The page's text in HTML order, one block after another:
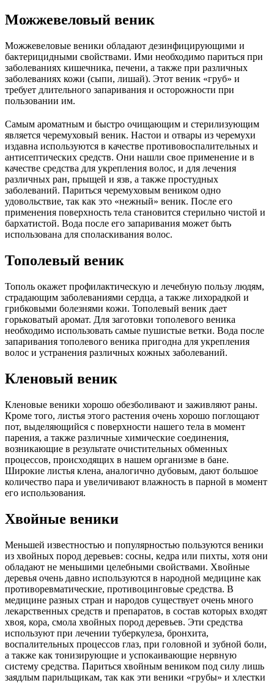
Можжевеловый веник
Можжевеловые веники обладают дезинфицирующими и
бактерицидными свойствами. Ими необходимо париться при
заболеваниях кишечника, печени, а также при различных
заболеваниях кожи (сыпи, лишай). Этот веник «груб» и
требует длительного запаривания и осторожности при
пользовании им.
Самым ароматным и быстро очищающим и стерилизующим
является черемуховый веник. Настои и отвары из черемухи
издавна используются в качестве противовоспалительных и
антисептических средств. Они нашли свое применение и в
качестве средства для укрепления волос, и для лечения
различных ран, прыщей и язв, а также простудных
заболеваний. Париться черемуховым веником одно
удовольствие, так как это «нежный» веник. После его
применения поверхность тела становится стерильно чистой и
бархатистой. Вода после его запаривания может быть
использована для споласкивания волос.
Тополевый веник
Тополь oкажет профилактическую и лечебную пользу людям,
страдающим заболеваниями сердца, а также лихорадкой и
грибковыми болезнями кожи. Тополевый веник дает
горьковатый аромат. Для заготовки тополевого веника
необходимо использовать самые пушистые ветки. Вода после
запаривания тополевого веника пригодна для укрепления
волос и устранения различных кожных заболеваний.
Кленовый веник
Кленовые веники хорошо обезболивают и заживляют раны.
Кроме того, листья этого растения очень хорошо поглощают
пот, выделяющийся с поверхности нашего тела в момент
парения, а также различные химические соединения,
возникающие в результате очистительных обменных
процессов, происходящих в нашем организме в бане.
Широкие листья клена, аналогично дубовым, дают большое
количество пара и увеличивают влажность в парной в момент
его использования.
Хвойные веники
Меньшей известностью и популярностью пользуются веники
из хвойных пород деревьев: сосны, кедра или пихты, хотя они
обладают не меньшими целебными свойствами. Хвойные
деревья очень давно используются в народной медицине как
противоревматические, противоцинговые средства. В
медицине разных стран и народов существует очень много
лекарственных средств и препаратов, в состав которых входят
хвоя, кора, смола хвойных пород деревьев. Эти средства
используют при лечении туберкулеза, бронхита,
воспалительных процессов глаз, при головной и зубной боли,
а также как тонизирующие и успокаивающие нервную
систему средства. Париться хвойным веником под силу лишь
заядлым парильщикам, так как эти веники «грубы» и хлестки